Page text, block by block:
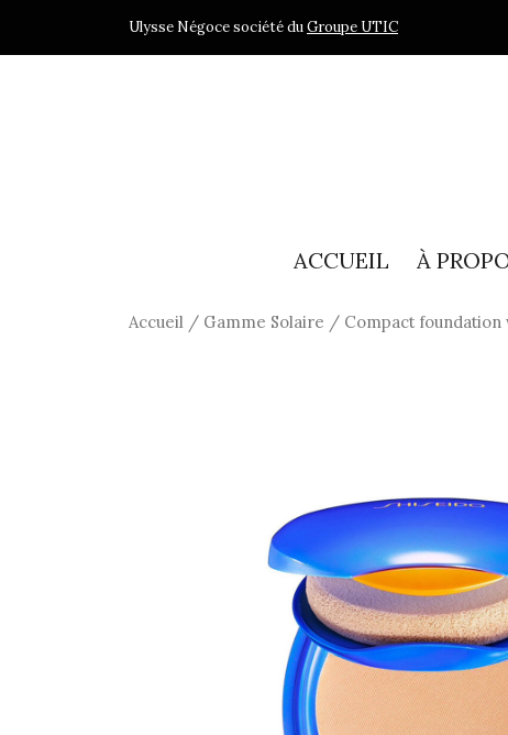
Ulysse Négoce société duGroupe UTIC
ACCUEIL À
Accueil / Gamme Solaire / Compact foundation